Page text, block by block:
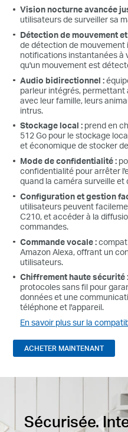
Vision nocturne avancée
utilisateurs de surveiller sa
Détection de mouvement
de détection de
notifications instantanées à
qu'un mouvement est
Audio bidirectionnel :
parleur intégrés,
avec leur famille, leurs
intrus.
Stockage local : prend en
512 Go pour le stockage
et économique de stocker
Mode de confidentialité :
confidentialité pour arrêter
quand la caméra surveille et
Configuration et gestion
utilisateurs peuvent
C210, et accéder à la
commandes.
Commande vocale :
Amazon Alexa, offrant un
utilisateurs.
Chiffrement haute sécurité :
protocoles sans fil pour
données et une
téléphone et l'appareil.
En savoir plus sur la
ACHETER MAINTENANT
Sécurisée.